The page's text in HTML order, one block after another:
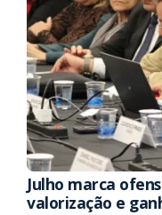
Julho marca
valorização e